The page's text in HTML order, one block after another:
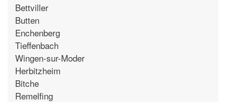
Bettviller
Butten
Enchenberg
Tieffenbach
Wingen-sur-Moder
Herbitzheim
Bitche
Remelfing